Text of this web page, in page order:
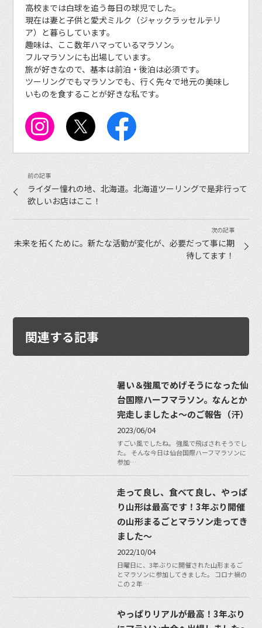
高校までは白球を追う毎日の球児でした。
現在は妻と子供と愛犬ミルク（ジャックラッセルテリ
ア）と暮らしています。
趣味は、ここ数年ハマっているマラソン。
フルマラソンにも出場しています。
旅が好きなので、基本は前泊・後泊は必須です。
ツーリングでもマラソンでも、行く先々で地元の美味し
いものを食することが好きな私です。
ライダー憧れの地、北海道。北海道ツーリングで是非行って
欲しいお店はここ！
未来を拓くために。新たな活動が変化が、必要だって事に期
待してます！
関連する記事
暑い＆強風でめげそうになった仙
台国際ハーフマラソン。なんとか
完走しましたよ〜のご報告（汗）
2023/06/04
すごい風でしたね。 強風で飛ばされそうでし
た。 そんな今日は仙台国際ハーフマラソンに
参加…
走って良し、食べて良し、やっぱ
り山形は最高です！3年ぶり開催
の山形まるごとマラソン走ってき
ました〜
2022/10/04
日曜日に、3年ぶりに開催された山形まるご
とマラソンに参加してきました。 コロナ禍の
この２年…
やっぱりリアルが最高！3年ぶり